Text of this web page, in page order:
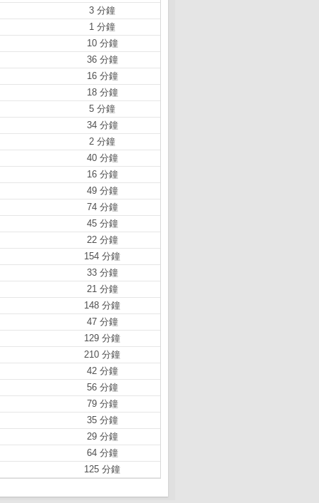
3 分鐘
1 分鐘
10 分鐘
36 分鐘
16 分鐘
18 分鐘
5 分鐘
34 分鐘
2 分鐘
40 分鐘
16 分鐘
49 分鐘
74 分鐘
45 分鐘
22 分鐘
154 分鐘
33 分鐘
21 分鐘
148 分鐘
47 分鐘
129 分鐘
210 分鐘
42 分鐘
56 分鐘
79 分鐘
35 分鐘
29 分鐘
64 分鐘
125 分鐘